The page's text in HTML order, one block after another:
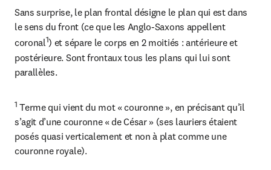
Sans surprise, le plan frontal désigne le plan qui est dans
le sens du front (ce que les Anglo-Saxons appellent
coronal1) et sépare le corps en 2 moitiés : antérieure et
postérieure. Sont frontaux tous les plans qui lui sont
parallèles.
1 Terme qui vient du mot « couronne », en précisant qu’il
s’agit d’une couronne « de César » (ses lauriers étaient
posés quasi verticalement et non à plat comme une
couronne royale).